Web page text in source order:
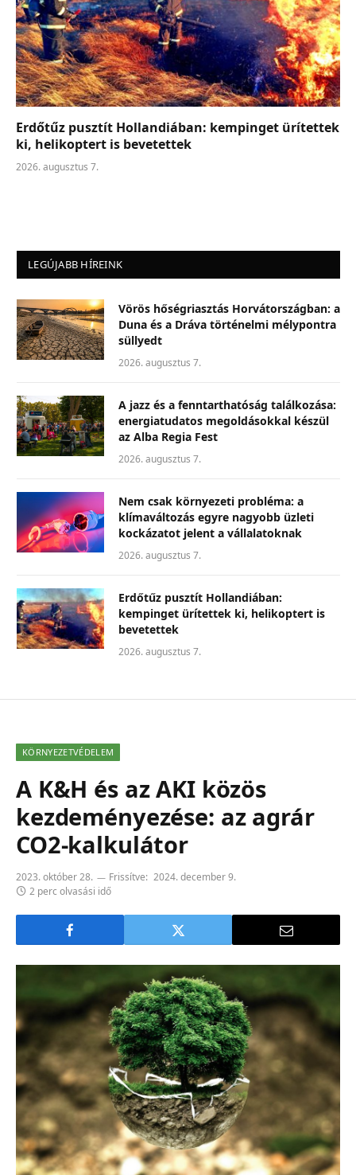
Erdőtűz pusztít Hollandiában: kempinget ürítettek
ki, helikoptert is bevetettek
2026. augusztus 7.
LEGÚJABB HÍREINK
Vörös hőségriasztás Horvátországban: a
Duna és a Dráva történelmi mélypontra
süllyedt
2026. augusztus 7.
A jazz és a fenntarthatóság találkozása:
energiatudatos megoldásokkal készül
az Alba Regia Fest
2026. augusztus 7.
Nem csak környezeti probléma: a
klímaváltozás egyre nagyobb üzleti
kockázatot jelent a vállalatoknak
2026. augusztus 7.
Erdőtűz pusztít Hollandiában:
kempinget ürítettek ki, helikoptert is
bevetettek
2026. augusztus 7.
KÖRNYEZETVÉDELEM
A K&H és az AKI közös
kezdeményezése: az agrár
CO2-kalkulátor
2023. október 28. Frissítve: 2024. december 9.
2 perc olvasási idő